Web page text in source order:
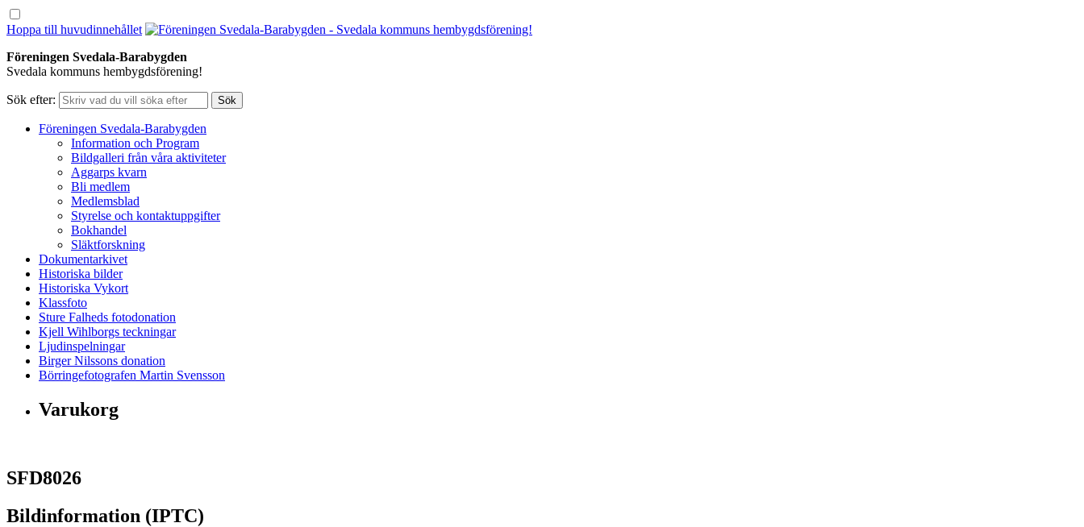
Hoppa till huvudinnehållet
Föreningen Svedala-Barabygden
Svedala kommuns hembygdsförening!
Sök efter:
Föreningen Svedala-Barabygden
Information och Program
Bildgalleri från våra aktiviteter
Aggarps kvarn
Bli medlem
Medlemsblad
Styrelse och kontaktuppgifter
Bokhandel
Släktforskning
Dokumentarkivet
Historiska bilder
Historiska Vykort
Klassfoto
Sture Falheds fotodonation
Kjell Wihlborgs teckningar
Ljudinspelningar
Birger Nilssons donation
Börringefotografen Martin Svensson
Varukorg
SFD8026
Bildinformation (IPTC)